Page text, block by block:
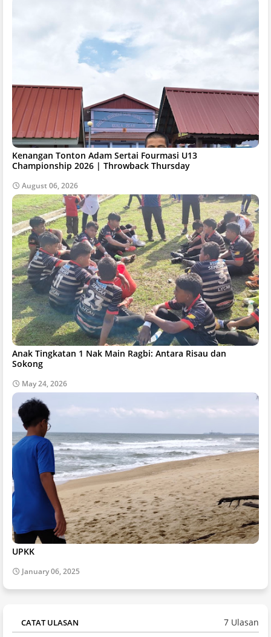
Kenangan Tonton Adam Sertai Fourmasi U13
Championship 2026 | Throwback Thursday
August 06, 2026
Anak Tingkatan 1 Nak Main Ragbi: Antara Risau dan
Sokong
May 24, 2026
UPKK
January 06, 2025
CATAT ULASAN 7 Ulasan